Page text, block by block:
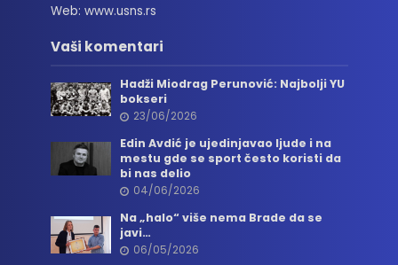
Web: www.usns.rs
Vaši komentari
Hadži Miodrag Perunović: Najbolji YU
bokseri
23/06/2026
Edin Avdić je ujedinjavao ljude i na
mestu gde se sport često koristi da
bi nas delio
04/06/2026
Na „halo“ više nema Brade da se
javi…
06/05/2026